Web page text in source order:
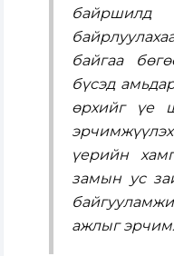
байгаа
бүсэд
өрхийг үе
үерийн
замын ус
ажлыг